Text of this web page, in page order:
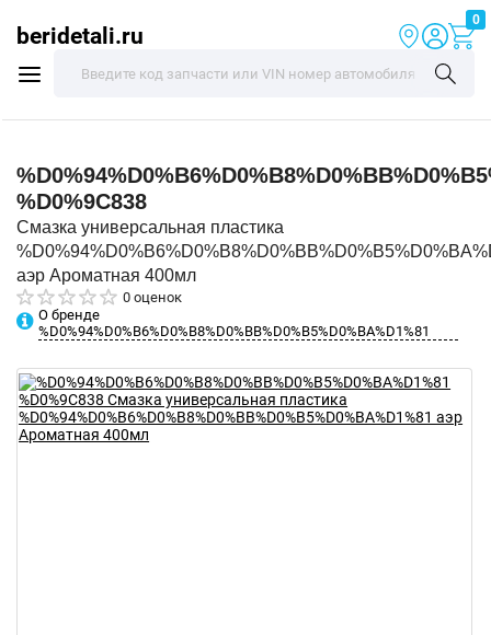
beridetali.ru
0
%D0%9C838
Смазка универсальная пластика
аэр Ароматная 400мл
0 оценок
О бренде
%D0%94%D0%B6%D0%B8%D0%BB%D0%B5%D0%BA%D1%81